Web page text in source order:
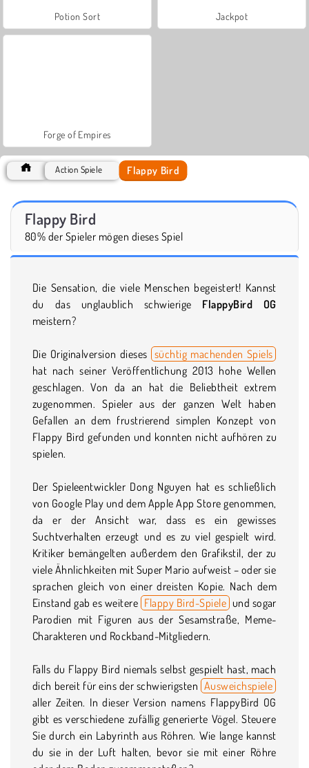
Potion Sort Jackpot
Forge of Empires
Action Spiele Flappy Bird
Flappy Bird
80% der Spieler mögen dieses Spiel
Die Sensation, die viele Menschen begeistert! Kannst
du das unglaublich schwierige FlappyBird OG
meistern?
Die Originalversion dieses süchtig machenden Spiels
hat nach seiner Veröffentlichung 2013 hohe Wellen
geschlagen. Von da an hat die Beliebtheit extrem
zugenommen. Spieler aus der ganzen Welt haben
Gefallen an dem frustrierend simplen Konzept von
Flappy Bird gefunden und konnten nicht aufhören zu
spielen.
Der Spieleentwickler Dong Nguyen hat es schließlich
von Google Play und dem Apple App Store genommen,
da er der Ansicht war, dass es ein gewisses
Suchtverhalten erzeugt und es zu viel gespielt wird.
Kritiker bemängelten außerdem den Grafikstil, der zu
viele Ähnlichkeiten mit Super Mario aufweist – oder sie
sprachen gleich von einer dreisten Kopie. Nach dem
Einstand gab es weitere Flappy Bird-Spiele und sogar
Parodien mit Figuren aus der Sesamstraße, Meme-
Charakteren und Rockband-Mitgliedern.
Falls du Flappy Bird niemals selbst gespielt hast, mach
dich bereit für eins der schwierigsten Ausweichspiele
aller Zeiten. In dieser Version namens FlappyBird OG
gibt es verschiedene zufällig generierte Vögel. Steuere
Sie durch ein Labyrinth aus Röhren. Wie lange kannst
du sie in der Luft halten, bevor sie mit einer Röhre